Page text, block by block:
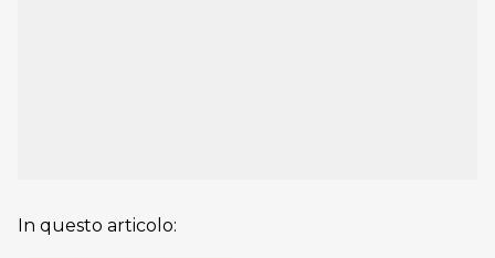
In questo articolo: